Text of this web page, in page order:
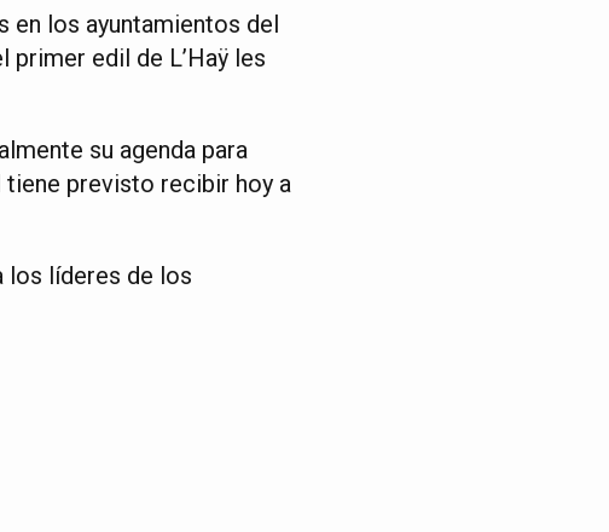
en los ayuntamientos del
edil de L’Haÿ les
su agenda para
previsto recibir hoy a
los líderes de los